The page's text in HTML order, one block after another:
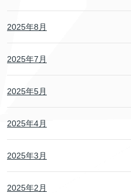
2025年8月
2025年7月
2025年5月
2025年4月
2025年3月
2025年2月